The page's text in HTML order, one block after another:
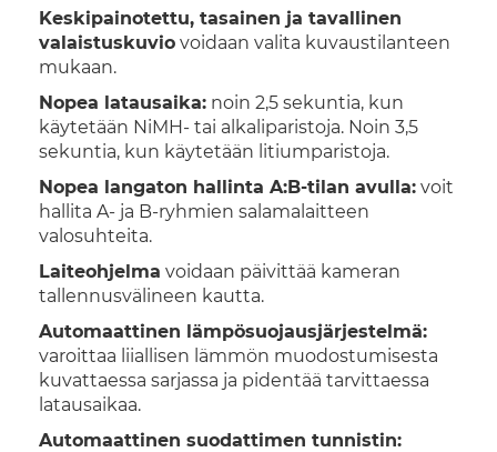
Keskipainotettu, tasainen ja tavallinen
valaistuskuvio voidaan valita kuvaustilanteen
mukaan.
Nopea latausaika: noin 2,5 sekuntia, kun
käytetään NiMH- tai alkaliparistoja. Noin 3,5
sekuntia, kun käytetään litiumparistoja.
Nopea langaton hallinta A:B-tilan avulla: voit
hallita A- ja B-ryhmien salamalaitteen
valosuhteita.
Laiteohjelma voidaan päivittää kameran
tallennusvälineen kautta.
Automaattinen lämpösuojausjärjestelmä:
varoittaa liiallisen lämmön muodostumisesta
kuvattaessa sarjassa ja pidentää tarvittaessa
latausaikaa.
Automaattinen suodattimen tunnistin: